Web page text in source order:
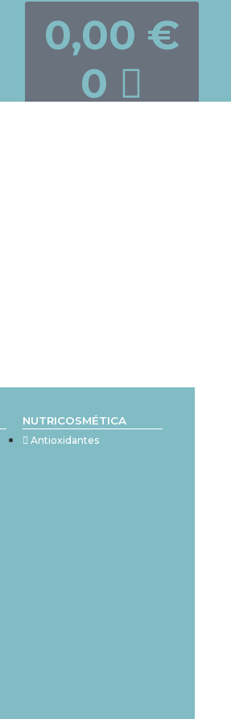
0,00 €
0
NUTRICOSMÉTICA
Antioxidantes